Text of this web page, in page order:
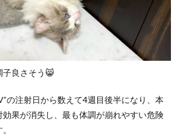
子良さそう😸
の注射日から数えて4週目後半になり、本
果が消失し、最も体調が崩れやすい危険